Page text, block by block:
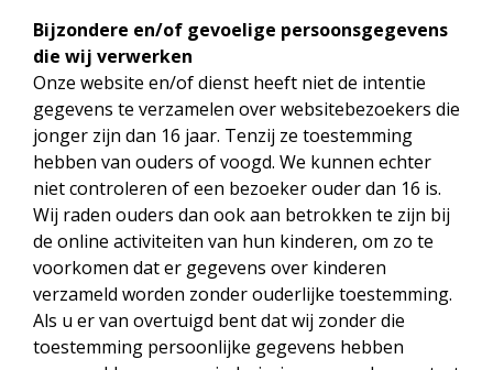
Bijzondere en/of gevoelige persoonsgegevens
die wij verwerken
Onze website en/of dienst heeft niet de intentie
gegevens te verzamelen over websitebezoekers die
jonger zijn dan 16 jaar. Tenzij ze toestemming
hebben van ouders of voogd. We kunnen echter
niet controleren of een bezoeker ouder dan 16 is.
Wij raden ouders dan ook aan betrokken te zijn bij
de online activiteiten van hun kinderen, om zo te
voorkomen dat er gegevens over kinderen
verzameld worden zonder ouderlijke toestemming.
Als u er van overtuigd bent dat wij zonder die
toestemming persoonlijke gegevens hebben